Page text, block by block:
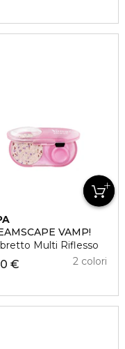
VAMP!
Multi Riflesso
€ 2 colori